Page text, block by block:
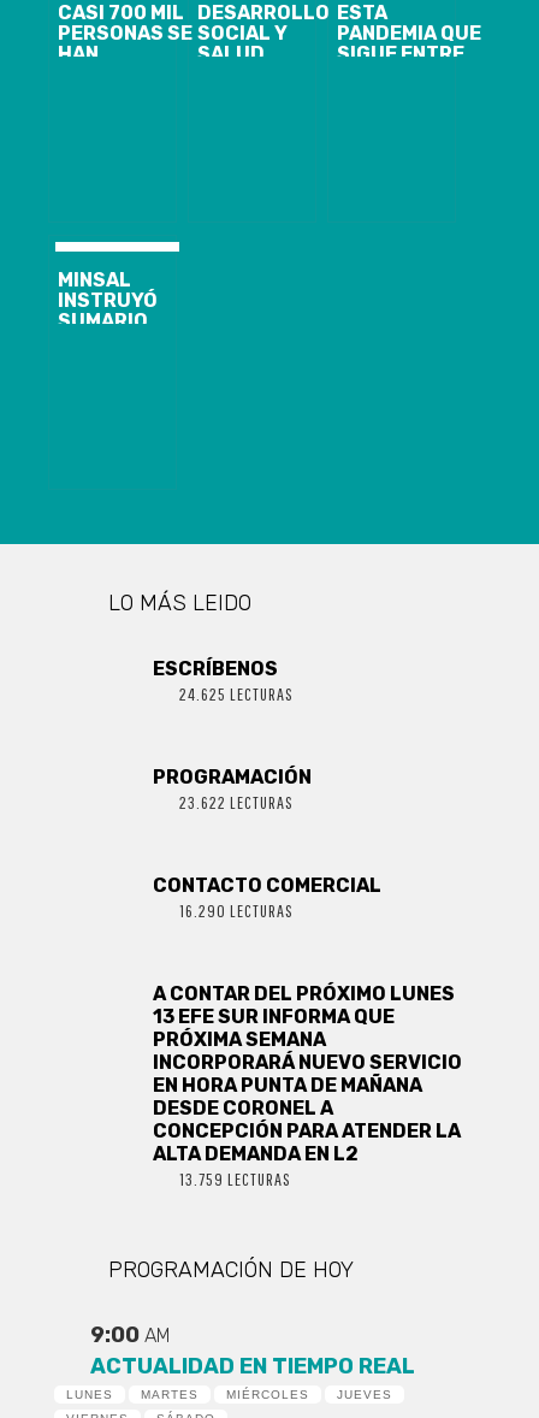
CASI 700 MIL
PERSONAS SE
HAN
DESARROLLO
SOCIAL Y
SALUD
ESTA
PANDEMIA QUE
SIGUE ENTRE
MINSAL
INSTRUYÓ
SUMARIO
LO MÁS LEIDO
ESCRÍBENOS
24.625 LECTURAS
PROGRAMACIÓN
23.622 LECTURAS
CONTACTO COMERCIAL
16.290 LECTURAS
A CONTAR DEL PRÓXIMO LUNES
13 EFE SUR INFORMA QUE
PRÓXIMA SEMANA
INCORPORARÁ NUEVO SERVICIO
EN HORA PUNTA DE MAÑANA
DESDE CORONEL A
CONCEPCIÓN PARA ATENDER LA
ALTA DEMANDA EN L2
13.759 LECTURAS
PROGRAMACIÓN DE HOY
9:00 AM
ACTUALIDAD EN TIEMPO REAL
LUNES MARTES MIÉRCOLES
JUEVES